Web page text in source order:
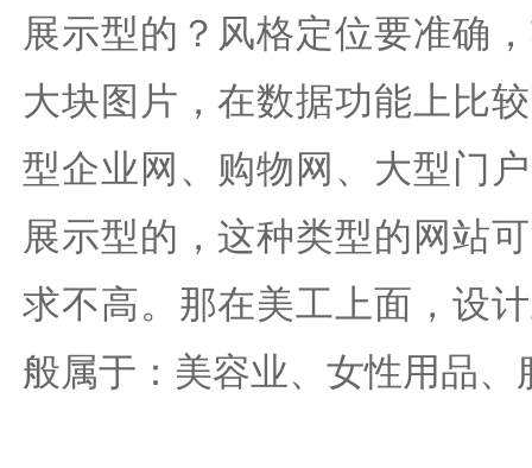
展示型的？风格定位要准确
大块图片，在数据功能上比
型企业网、购物网、大型门
展示型的，这种类型的网站
求不高。那在美工上面，设
般属于：美容业、女性用品、